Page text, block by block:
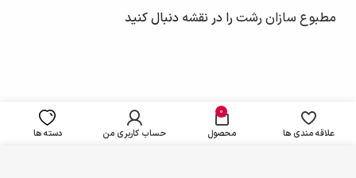
مطبوع سازان رشت را در نقشه دنبال کنید
علاقه مندی ها
0
محصول حساب کاربری من دسته ها